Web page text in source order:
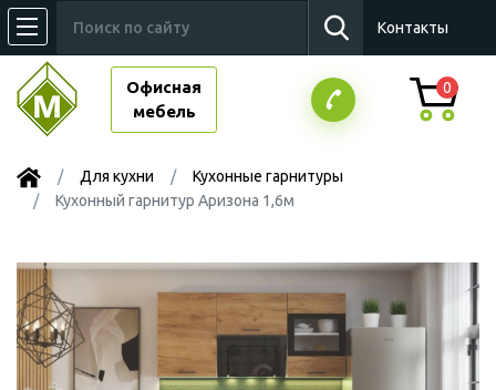
Контакты
Офисная
мебель
0
Для кухни
Кухонные гарнитуры
Кухонный гарнитур Аризона 1,6м